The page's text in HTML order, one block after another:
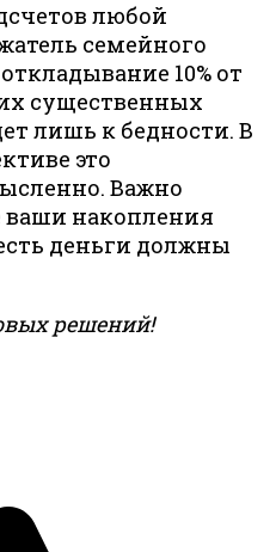
любой
семейного
10% от
существенных
лишь к бедности. В
это
Важно
накопления
деньги должны
решений!